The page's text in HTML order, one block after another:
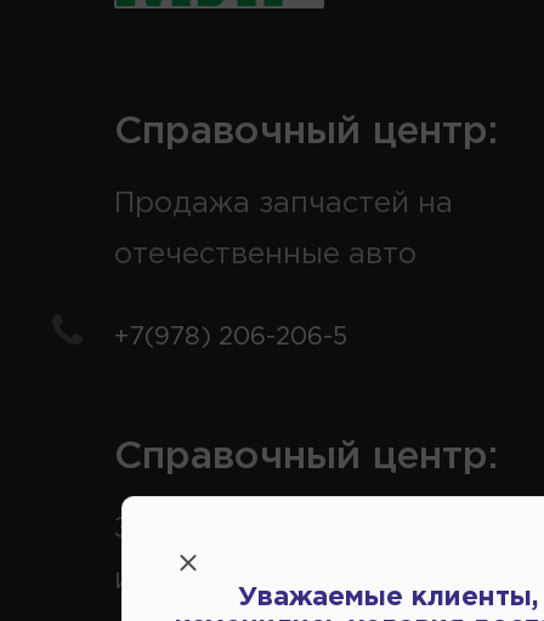
Справочный центр:
Продажа запчастей на
отечественные авто
+7(978) 206-206-5
Справочный центр:
Заказ шин, дисков,
иномарки
Уважаемые клиенты,